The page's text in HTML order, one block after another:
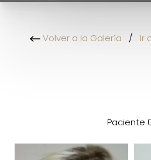
Volver a la Galería / Ir
Paciente